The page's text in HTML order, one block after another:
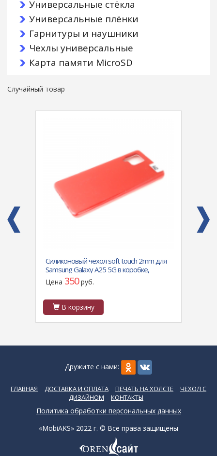
Универсальные стёкла
Универсальные плёнки
Гарнитуры и наушники
Чехлы универсальные
Карта памяти MicroSD
Случайный товар
Силиконовый чехол soft touch 2mm для
Samsung Galaxy A25 5G в коробке,
красный
Цена 350руб.
В корзину
Дружите с нами:
ГЛАВНАЯ ДОСТАВКА И ОПЛАТА ПЕЧАТЬ НА ХОЛСТЕ
ЧЕХОЛ С
ДИЗАЙНОМ
КОНТАКТЫ
Политика обработки персональных данных
«MobiAKS» 2022 г. © Все права защищены